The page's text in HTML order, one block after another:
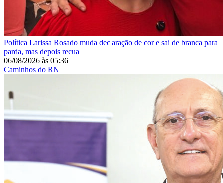
Política Larissa Rosado muda declaração de cor e sai de branca para
parda, mas depois recua
06/08/2026 às 05:36
Caminhos do RN